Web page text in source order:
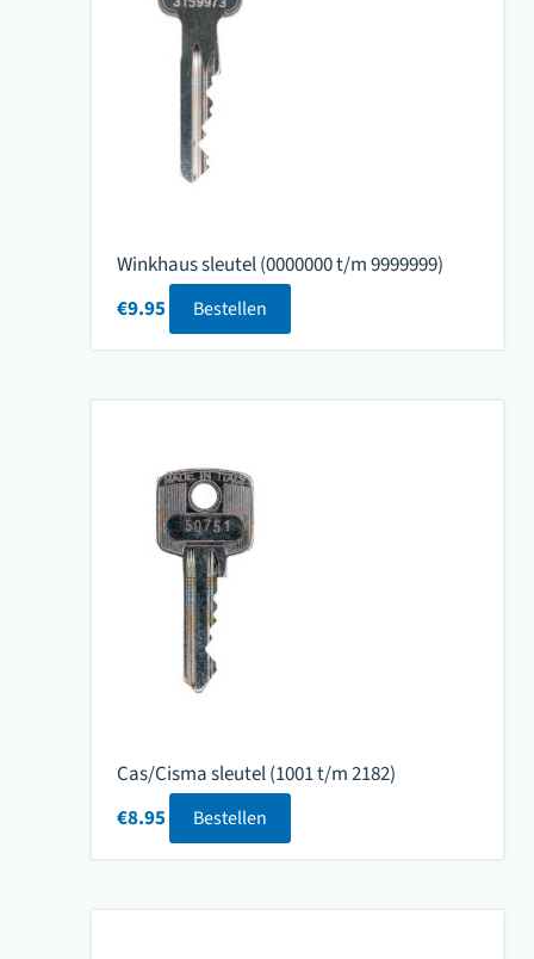
Winkhaus sleutel (0000000 t/m 9999999)
€9.95 Bestellen
Cas/Cisma sleutel (1001 t/m 2182)
€8.95 Bestellen